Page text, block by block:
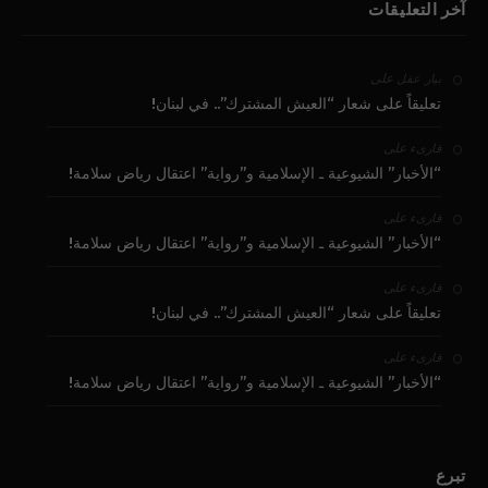
آخر التعليقات
بيار عقل على
تعليقاً على شعار “العيش المشترك”.. في لبنان!
قارىء على
“الأخبار” الشيوعية ـ الإسلامية و”رواية” اعتقال رياض سلامة!
قارىء على
“الأخبار” الشيوعية ـ الإسلامية و”رواية” اعتقال رياض سلامة!
قارىء على
تعليقاً على شعار “العيش المشترك”.. في لبنان!
قارىء على
“الأخبار” الشيوعية ـ الإسلامية و”رواية” اعتقال رياض سلامة!
تبرع